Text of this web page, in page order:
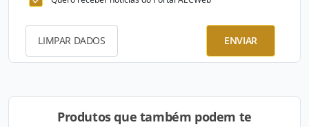
LIMPAR DADOS ENVIAR
Produtos que também podem te